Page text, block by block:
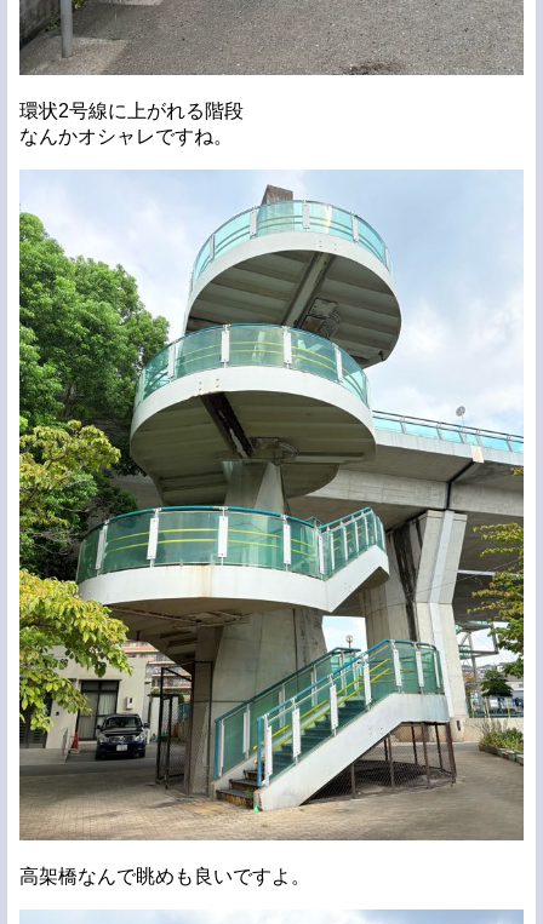
環状2号線に上がれる階段
なんかオシャレですね。
高架橋なんで眺めも良いですよ。